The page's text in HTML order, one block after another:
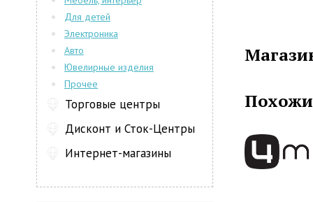
тщательно
гаммы,
лет.
Девушки
при
не только
цена.
Для детей
Электроника
Авто
Ювелирные изделия
Прочее
Торговые центры
Дисконт и Сток-Центры
Интернет-магазины